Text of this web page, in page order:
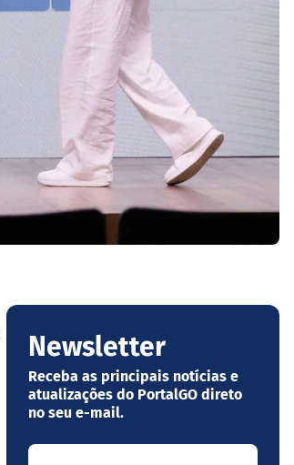
Newsletter
Receba as principais notícias e
atualizações do PortalGO direto
no seu e-mail.
Seu nome